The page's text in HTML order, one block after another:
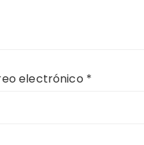
electrónico *